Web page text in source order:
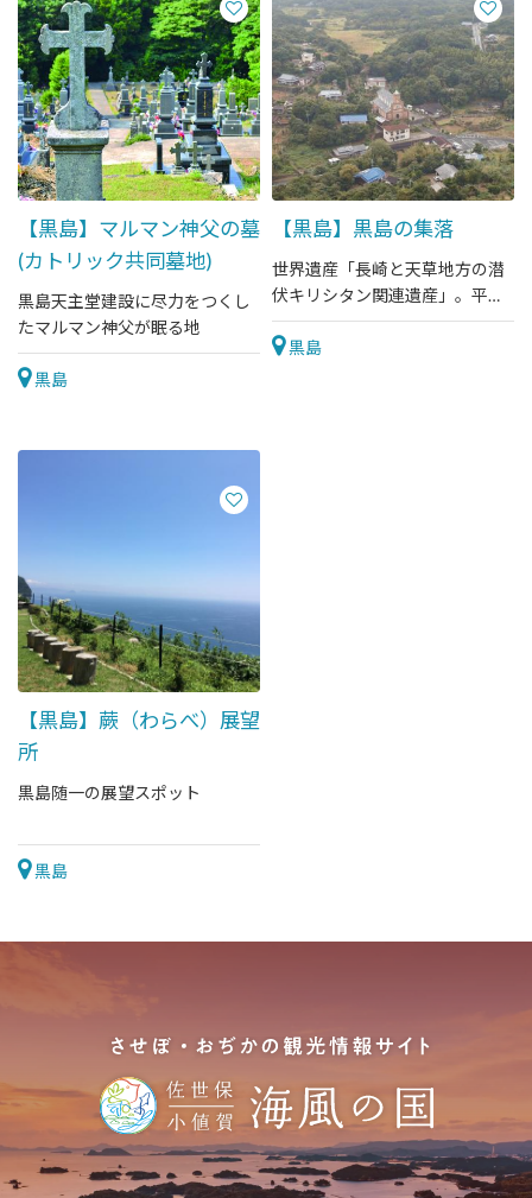
【黒島】マルマン神父の墓
(カトリック共同墓地)
黒島天主堂建設に尽力をつくし
たマルマン神父が眠る地
黒島
【黒島】黒島の集落
世界遺産「長崎と天草地方の潜
伏キリシタン関連遺産」。平戸
島の南東、佐世保港沖に位置す
る黒島
黒島
【黒島】蕨（わらべ）展望
所
黒島随一の展望スポット
黒島